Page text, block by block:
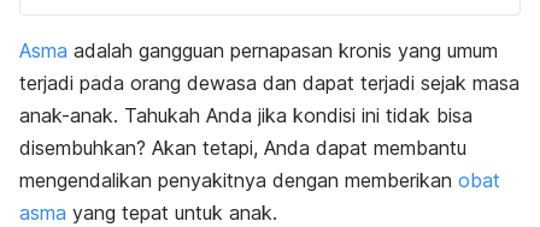
Asma adalah gangguan pernapasan kronis yang umum
terjadi pada orang dewasa dan dapat terjadi sejak masa
anak-anak. Tahukah Anda jika kondisi ini tidak bisa
disembuhkan? Akan tetapi, Anda dapat membantu
mengendalikan penyakitnya dengan memberikan obat
asma yang tepat untuk anak.